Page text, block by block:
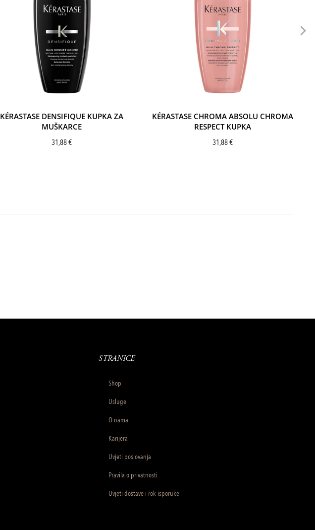
KÉRASTASE DENSIFIQUE KUPKA ZA
MUŠKARCE
31,88€
KÉRASTASE CHROMA ABSOLU CHROMA
RESPECT KUPKA
31,88€
STRANICE
Shop
Usluge
O nama
Karijera
Uvjeti poslovanja
Pravila o privatnosti
Uvjeti dostave i rok isporuke